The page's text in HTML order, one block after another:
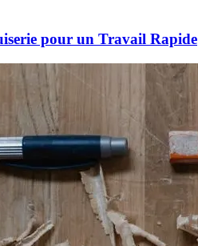
pour un Travail Rapide